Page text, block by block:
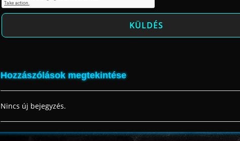
Hozzászólások megtekintése
Nincs új bejegyzés.